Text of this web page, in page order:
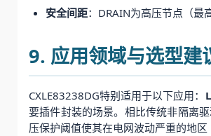
安全间距：DRAIN为高压节点（最
9. 应用领域与选型建
CXLE83238DG特别适用于以下应用：
要插件封装的场景。相比传统非隔离
压保护阈值使其在电网波动严重的地